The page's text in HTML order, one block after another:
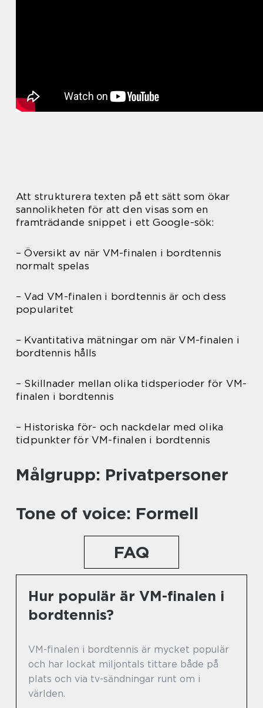
Att strukturera texten på ett sätt som ökar
sannolikheten för att den visas som en
framträdande snippet i ett Google-sök:
– Översikt av när VM-finalen i bordtennis
normalt spelas
– Vad VM-finalen i bordtennis är och dess
popularitet
– Kvantitativa mätningar om när VM-finalen i
bordtennis hålls
– Skillnader mellan olika tidsperioder för VM-
finalen i bordtennis
– Historiska för- och nackdelar med olika
tidpunkter för VM-finalen i bordtennis
Målgrupp: Privatpersoner
Tone of voice: Formell
FAQ
Hur populär är VM-finalen i
bordtennis?
VM-finalen i bordtennis är mycket populär
och har lockat miljontals tittare både på
plats och via tv-sändningar runt om i
världen.